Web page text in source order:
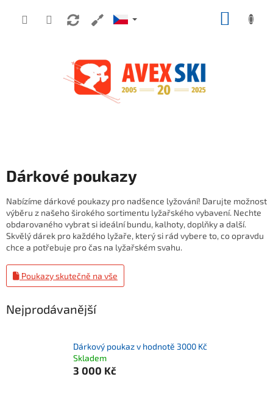
Dárkové poukazy
Nabízíme dárkové poukazy pro nadšence lyžování! Darujte možnost
výběru z našeho širokého sortimentu lyžařského vybavení. Nechte
obdarovaného vybrat si ideální bundu, kalhoty, doplňky a další.
Skvělý dárek pro každého lyžaře, který si rád vybere to, co opravdu
chce a potřebuje pro čas na lyžařském svahu.
Poukazy skutečně na vše
Nejprodávanější
Dárkový poukaz v hodnotě 3000 Kč
Skladem
3 000 Kč